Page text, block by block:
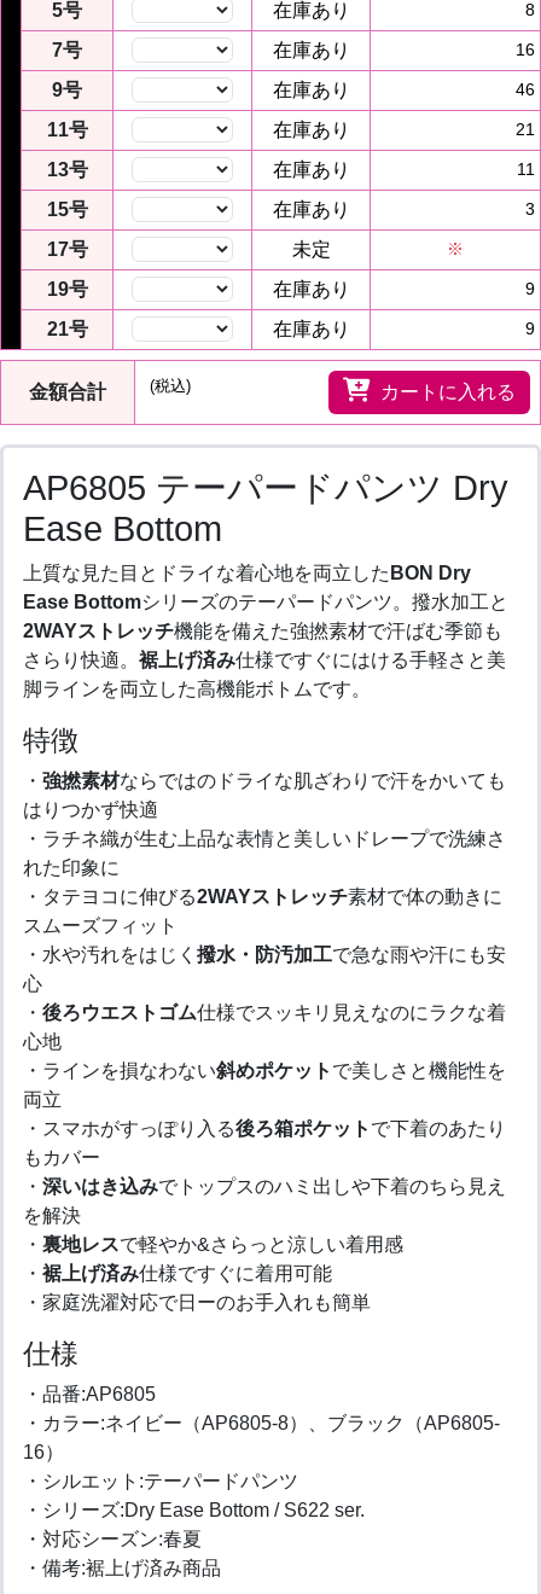
5号 在庫あり 8
7号 在庫あり 16
9号 在庫あり 46
11号 在庫あり 21
13号 在庫あり 11
15号 在庫あり 3
17号 未定 ※
19号 在庫あり 9
21号 在庫あり 9
金額合計 (税込) カートに入れる
AP6805 テーパードパンツ Dry
Ease Bottom
上質な見た目とドライな着心地を両立した BON Dry
Ease Bottomシリーズのテーパードパンツ。撥水加工と
2WAYストレッチ機能を備えた強撚素材で汗ばむ季節も
さらり快適。 裾上げ済み仕様ですぐにはける手軽さと美
脚ラインを両立した高機能ボトムです。
特徴
・ 強撚素材ならではのドライな肌ざわりで汗をかいても
はりつかず快適
・ラチネ織が生む上品な表情と美しいドレープで洗練さ
れた印象に
・タテヨコに伸びる2WAYストレッチ素材で体の動きに
スムーズフィット
・水や汚れをはじく 撥水・防汚加工で急な雨や汗にも安
心
・ 後ろウエストゴム仕様でスッキリ見えなのにラクな着
心地
・ラインを損なわない斜めポケット で美しさと機能性を
両立
・スマホがすっぽり入る後ろ箱ポケット で下着のあたり
もカバー
・ 深いはき込みでトップスのハミ出しや下着のちら見え
を解決
・ 裏地レスで軽やか&さらっと涼しい着用感
・ 裾上げ済み仕様ですぐに着用可能
・家庭洗濯対応で日ーのお手入れも簡単
仕様
・品番:AP6805
・カラー:ネイビー（AP6805-8）、ブラック（AP6805-
16）
・シルエット:テーパードパンツ
・シリーズ:Dry Ease Bottom / S622 ser.
・対応シーズン:春夏
・備考:裾上げ済み商品